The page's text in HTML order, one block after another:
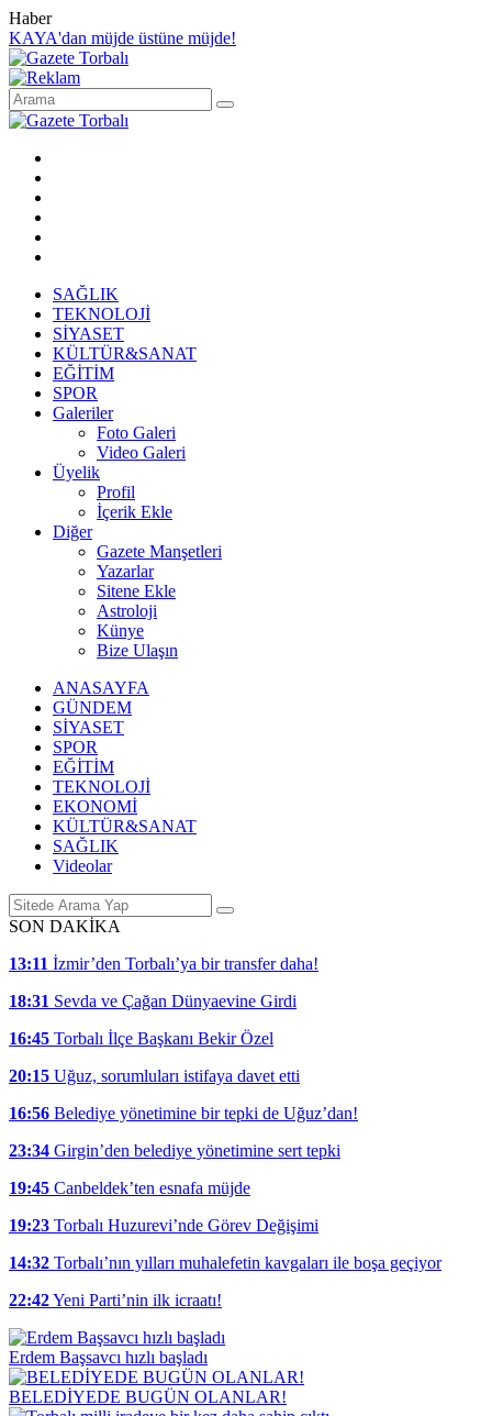
Haber
KAYA'dan müjde üstüne müjde!
SAĞLIK
TEKNOLOJİ
SİYASET
KÜLTÜR&SANAT
EĞİTİM
SPOR
Galeriler
Foto Galeri
Video Galeri
Üyelik
Profil
İçerik Ekle
Diğer
Gazete Manşetleri
Yazarlar
Sitene Ekle
Astroloji
Künye
Bize Ulaşın
ANASAYFA
GÜNDEM
SİYASET
SPOR
EĞİTİM
TEKNOLOJİ
EKONOMİ
KÜLTÜR&SANAT
SAĞLIK
Videolar
SON DAKİKA
13:11 İzmir’den Torbalı’ya bir transfer daha!
18:31 Sevda ve Çağan Dünyaevine Girdi
16:45 Torbalı İlçe Başkanı Bekir Özel
20:15 Uğuz, sorumluları istifaya davet etti
16:56 Belediye yönetimine bir tepki de Uğuz’dan!
23:34 Girgin’den belediye yönetimine sert tepki
19:45 Canbeldek’ten esnafa müjde
19:23 Torbalı Huzurevi’nde Görev Değişimi
14:32 Torbalı’nın yılları muhalefetin kavgaları ile boşa geçiyor
22:42Yeni Parti’nin ilk icraatı!
Erdem Başsavcı hızlı başladı
BELEDİYEDE BUGÜN OLANLAR!